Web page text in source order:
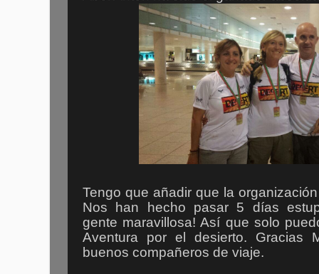
Tengo que añadir que la
Nos han hecho pasar 5 días
gente maravillosa! Así que solo
Aventura por el desierto. Gracias
buenos compañeros de viaje.